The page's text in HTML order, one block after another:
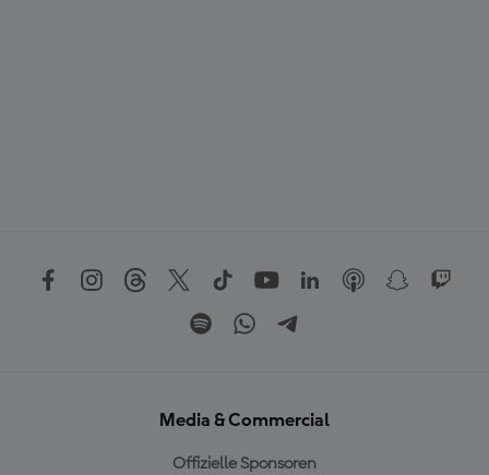
Media & Commercial
Offizielle Sponsoren